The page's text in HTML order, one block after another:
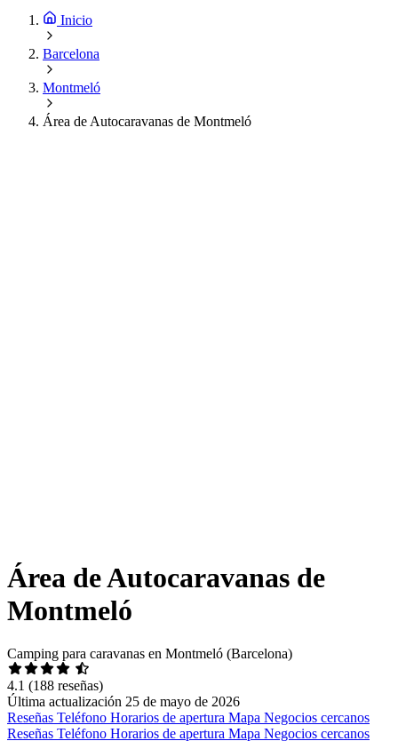
Inicio
Barcelona
Montmeló
Área de Autocaravanas de Montmeló
Área de Autocaravanas de
Montmeló
Camping para caravanas en Montmeló (Barcelona)
4.1 (188 reseñas)
Última actualización 25 de mayo de 2026
Reseñas Teléfono Horarios de apertura Mapa Negocios cercanos
Reseñas Teléfono Horarios de apertura Mapa Negocios cercanos